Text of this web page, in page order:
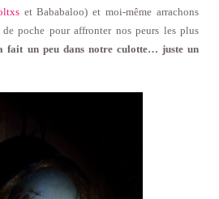
et Bababaloo) et moi-même arrachons
de poche pour affronter nos peurs les plus
fait un peu dans notre culotte… juste un